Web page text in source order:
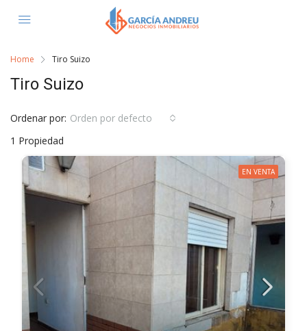
Home Tiro Suizo
Tiro Suizo
1 Propiedad
Ordenar por: Orden por defecto
EN VENTA